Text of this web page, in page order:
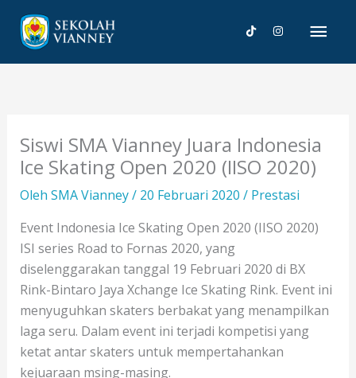
konten
Siswi SMA Vianney Juara Indonesia
Ice Skating Open 2020 (IISO 2020)
Oleh SMA Vianney/ 20 Februari 2020 / Prestasi
Event Indonesia Ice Skating Open 2020 (IISO 2020)
ISI series Road to Fornas 2020, yang
diselenggarakan tanggal 19 Februari 2020 di BX
Rink-Bintaro Jaya Xchange Ice Skating Rink. Event ini
menyuguhkan skaters berbakat yang menampilkan
laga seru. Dalam event ini terjadi kompetisi yang
ketat antar skaters untuk mempertahankan
kejuaraan msing-masing.